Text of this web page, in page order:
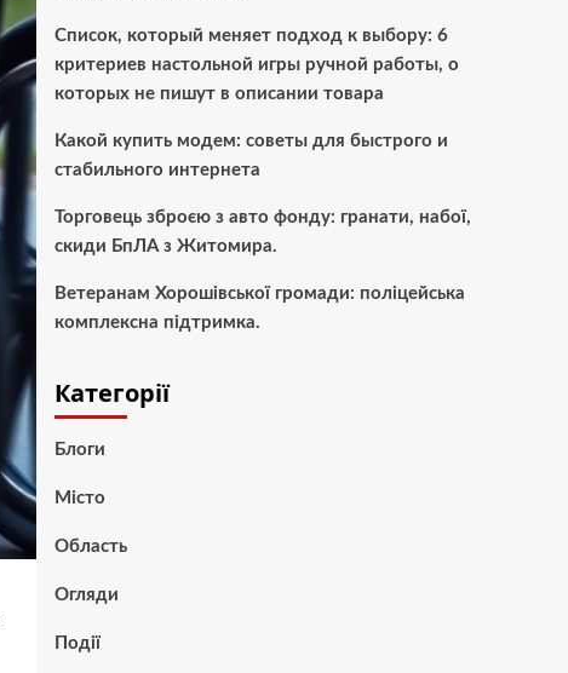
Список, который меняет подход к выбору: 6
критериев настольной игры ручной работы, о
которых не пишут в описании товара
Какой купить модем: советы для быстрого и
стабильного интернета
Торговець зброєю з авто фонду: гранати, набої,
скиди БпЛА з Житомира.
Ветеранам Хорошівської громади: поліцейська
комплексна підтримка.
Категорії
Блоги
Місто
Область
Огляди
Події